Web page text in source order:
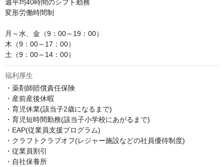
週平均40時間のシフト勤務
変形労働時間制
月～水、金（9：00～19：00）
木（9：00～17：00）
土（9：00～14：00）
福利厚生
・薬剤師賠償責任保険
・産前産後休暇
・育児休業(該当子2歳になるまで)
・育児短時間勤務(該当子小学校にあがるまで)
・EAP(従業員支援プログラム)
・クラフトクラブオフ(レジャー施設などの社員優待制度)
・従業員割引
・自社保養所